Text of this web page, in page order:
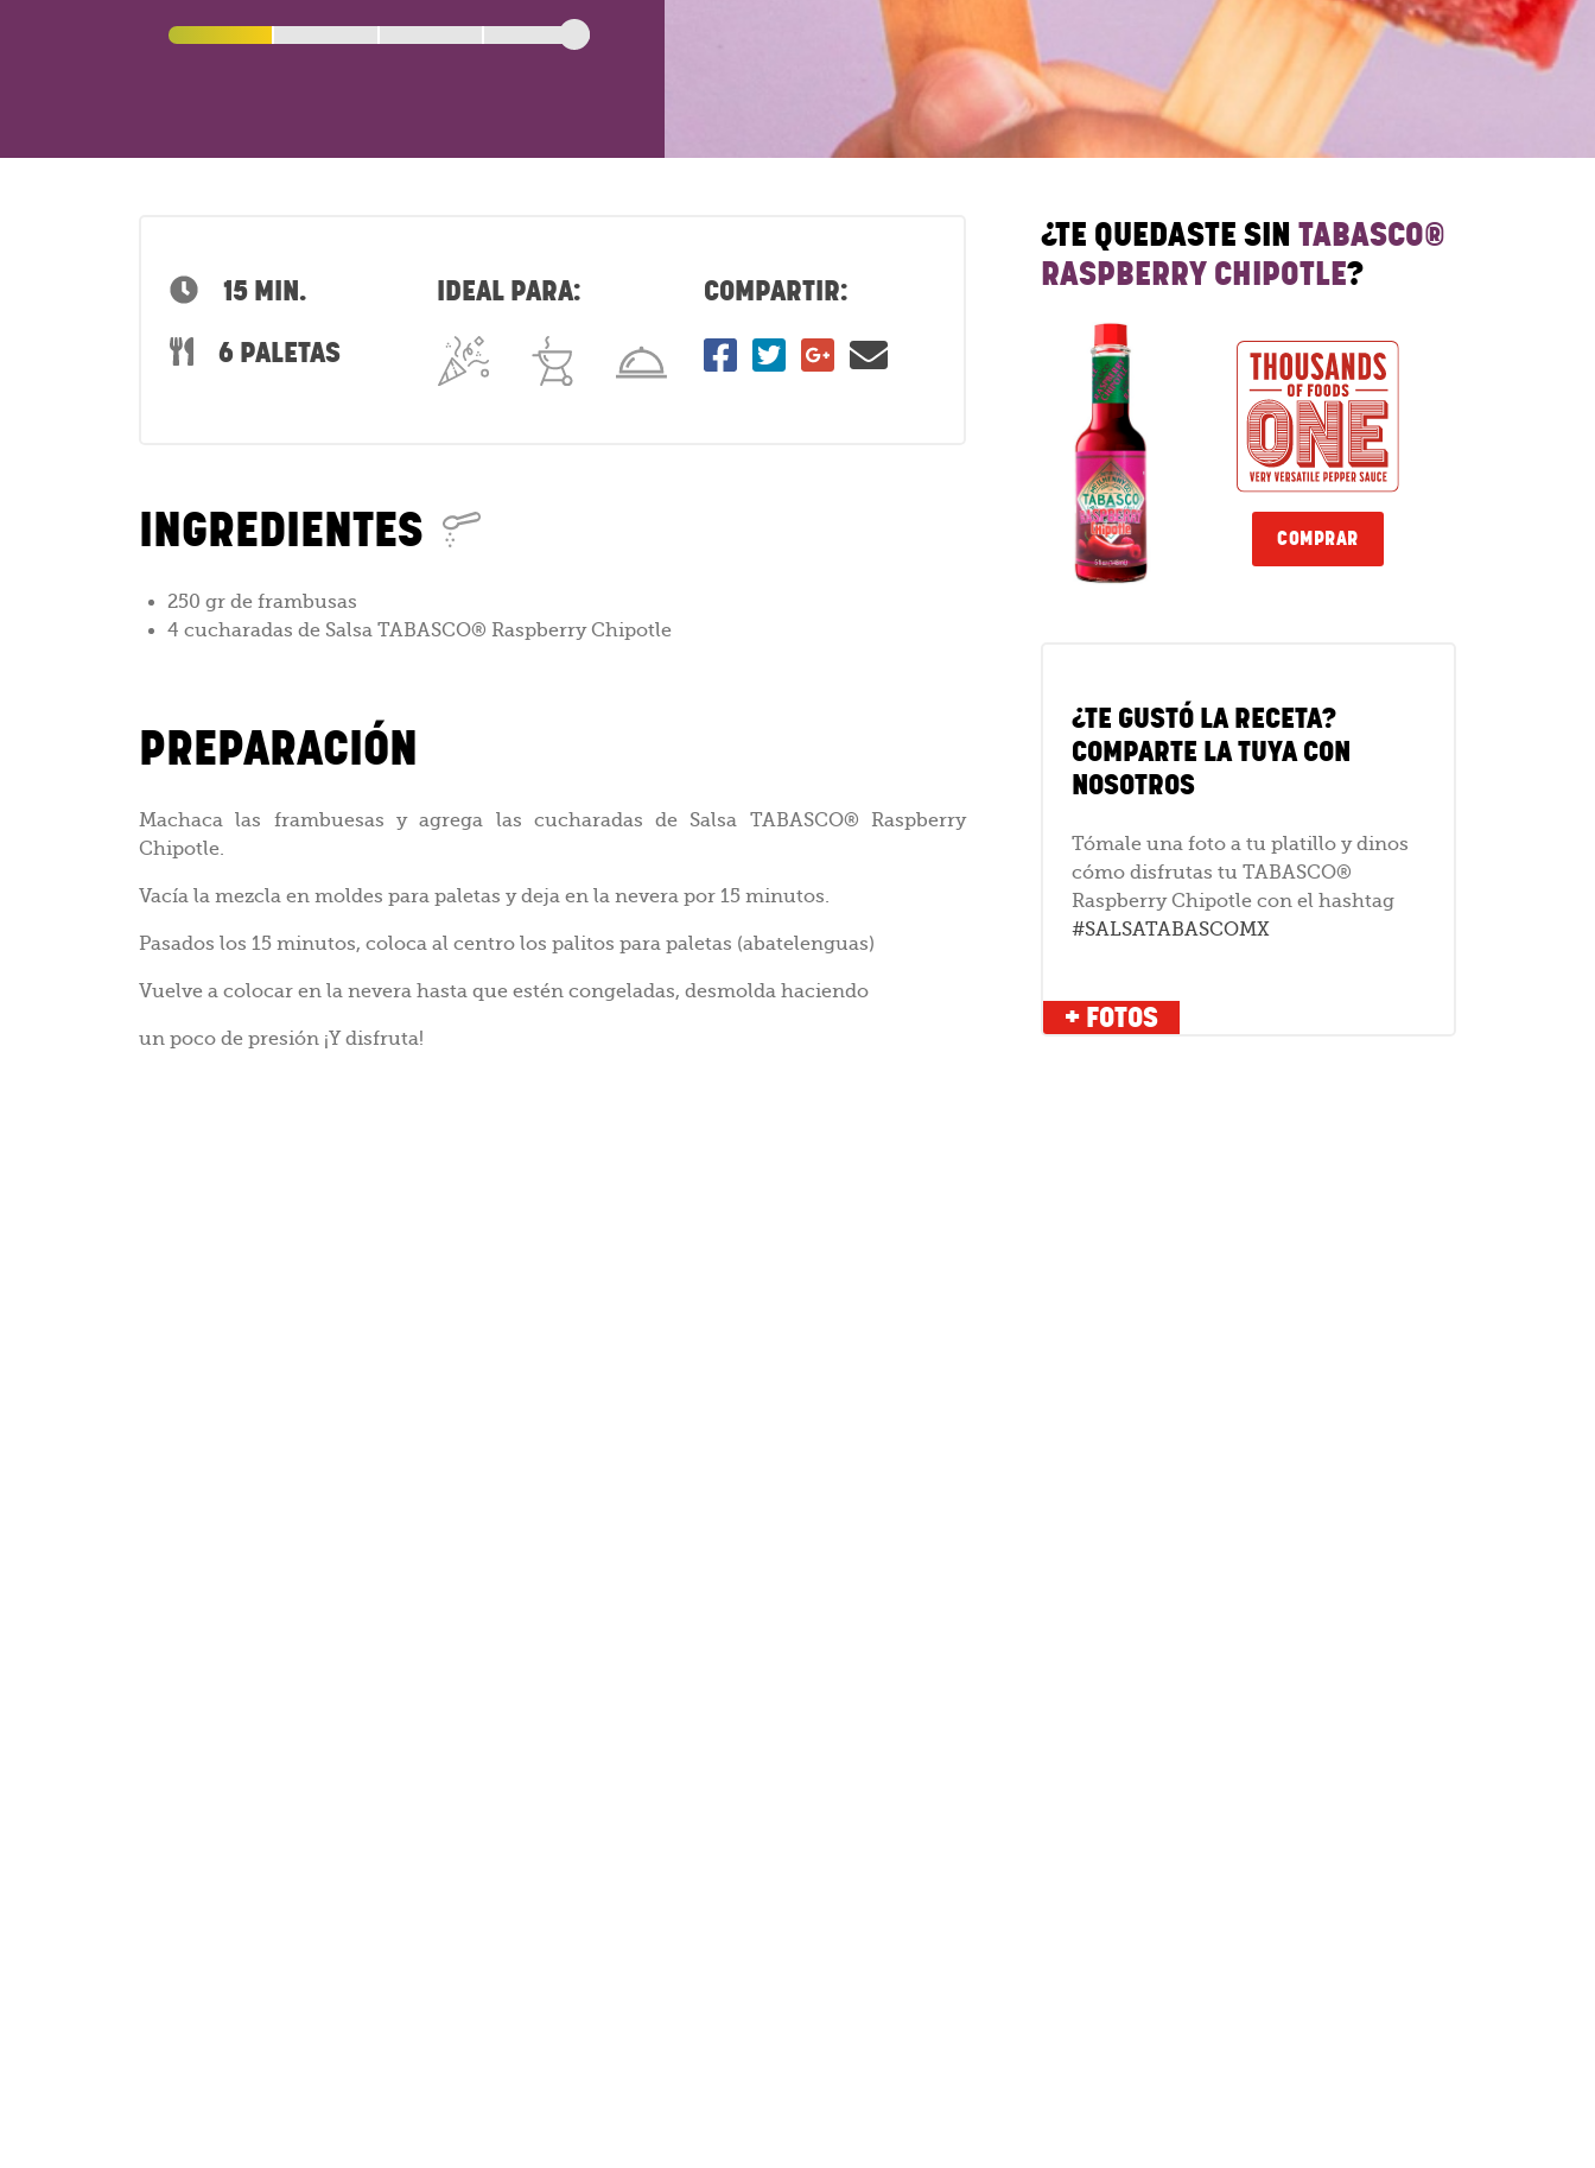
15 MIN.
6 PALETAS
IDEAL PARA: COMPARTIR:
INGREDIENTES
250 gr de frambusas
4 cucharadas de Salsa TABASCO® Raspberry Chipotle
PREPARACIÓN
Machaca las frambuesas y agrega las cucharadas de Salsa TABASCO® Raspberry
Chipotle.
Vacía la mezcla en moldes para paletas y deja en la nevera por 15 minutos.
Pasados los 15 minutos, coloca al centro los palitos para paletas (abatelenguas)
Vuelve a colocar en la nevera hasta que estén congeladas, desmolda haciendo
un poco de presión ¡Y disfruta!
¿TE QUEDASTE SIN TABASCO®
RASPBERRY CHIPOTLE?
COMPRAR
¿TE GUSTÓ LA RECETA?
COMPARTE LA TUYA CON
NOSOTROS
Tómale una foto a tu platillo y dinos
cómo disfrutas tu TABASCO®
Raspberry Chipotle con el hashtag
#SALSATABASCOMX
+ FOTOS